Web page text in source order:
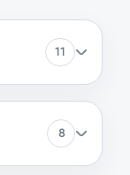
11
8